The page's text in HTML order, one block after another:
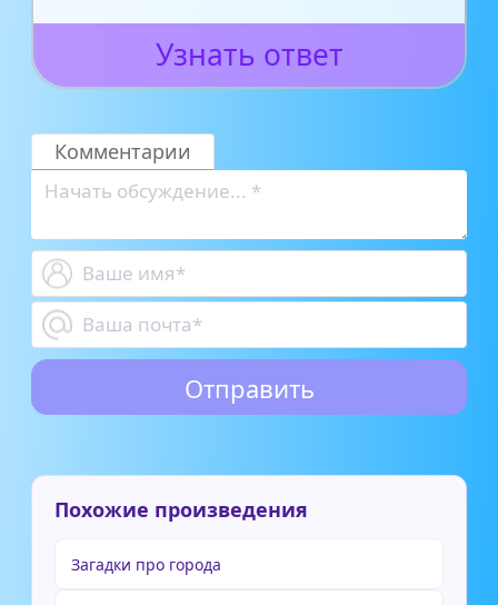
Узнать ответ
Комментарии
Похожие произведения
Загадки про города